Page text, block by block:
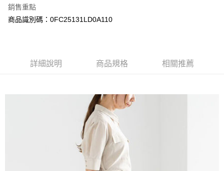
台灣樂天信用卡公司
大哥付你分期
相關說明
流程，驗證手機門號後，選擇欲分期的期數、繳款截止日，確認付款後即完
消。如遇「轉專審核」未通過狀況，表示未達大哥付你分期系統評分，恕無
1.分期款項不併入電信帳單，「大哥付你分期」於每月結算日後寄送繳費提
2.透過簡訊連結打開帳單後，可選擇「超商條碼／台灣大直營門市／銀行轉
帳／街口支付／iPASS MONEY」等通路繳費。
【關於「AFTEE先享後付」】
１．簡單：不需註冊會員、不需綁卡、不需儲值。
２．便利：只要手機號碼，簡訊認證，即可結帳。
３．安心：先確認商品／服務後，再付款。
【「AFTEE先享後付」結帳流程】
１．於結帳方式選擇「AFTEE先享後付」後，將跳轉至「AFTEE先享後付」
結帳頁面，進行簡訊認證並確認金額後，即可完成結帳。
２．訂單成立數日內，您將收到繳費通知簡訊。
３．收到繳費通知簡訊後14天內，點擊此簡訊中的連結，可透過四大超商／
每筆NT$60，滿NT$1,500(含以上)免運費
每筆NT$60，滿NT$1,500(含以上)免運費
銷售重點
商品識別碼：0FC25131LD0A110
詳細說明 商品規格 相關推薦